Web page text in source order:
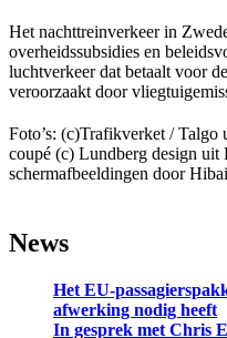
Het nachttreinverkeer in
overheidssubsidies en
luchtverkeer dat betaalt voor
veroorzaakt door
Foto’s: (c)Trafikverket / Talgo
coupé (c) Lundberg design uit
schermafbeeldingen door
News
Het EU-
afwerking nodig heeft
In gesprek met Chris